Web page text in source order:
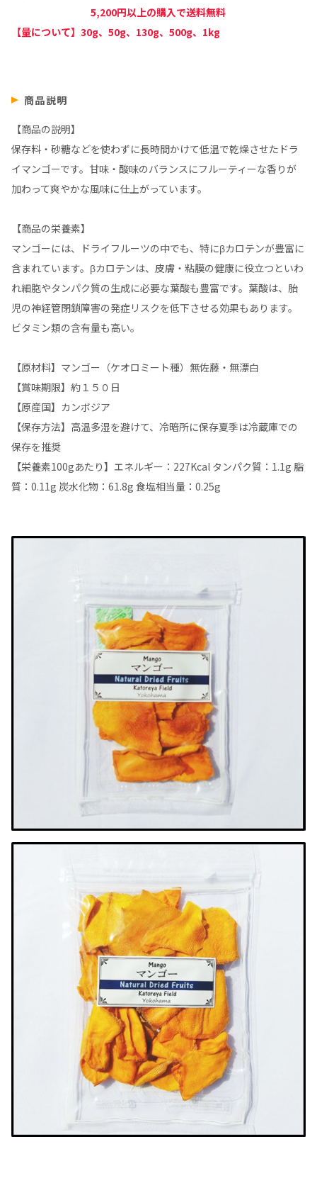
5,200円以上の購入で送料無料
【量について】30g、50g、130g、500g、1kg
商品説明
【商品の説明】
保存料・砂糖などを使わずに長時間かけて低温で乾燥させたドラ
イマンゴーです。甘味・酸味のバランスにフルーティーな香りが
加わって爽やかな風味に仕上がっています。
【商品の栄養素】
マンゴーには、ドライフルーツの中でも、特にβカロテンが豊富に
含まれています。βカロテンは、皮膚・粘膜の健康に役立つといわ
れ細胞やタンパク質の生成に必要な葉酸も豊富です。葉酸は、胎
児の神経管閉鎖障害の発症リスクを低下させる効果もあります。
ビタミン類の含有量も高い。
【原材料】マンゴー（ケオロミート種）無佐藤・無漂白
【賞味期限】約１５０日
【原産国】カンボジア
【保存方法】高温多湿を避けて、冷暗所に保存夏季は冷蔵庫での
保存を推奨
【栄養素100gあたり】エネルギー：227Kcal タンパク質：1.1g 脂
質：0.11g 炭水化物：61.8g 食塩相当量：0.25g